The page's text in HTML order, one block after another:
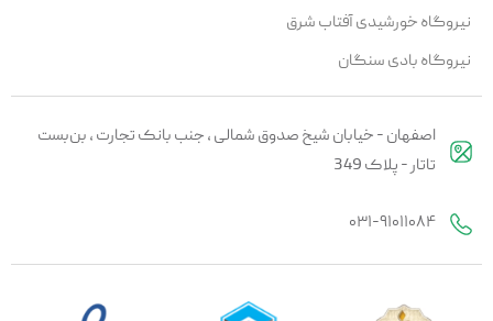
نیروگاه خورشیدی آفتاب شرق
نیروگاه بادی سنگان
اصفهان - خیابان شیخ صدوق شمالی ، جنب بانک تجارت ، بن‌بست
تاتار - پلاک 349
۰۳۱-۹۱۰۱۱۰۸۴